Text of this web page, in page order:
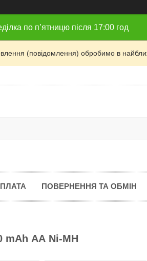
по п’ятницю після 17:00 год
(повідомлення) обробимо в
ПОВЕРНЕННЯ ТА ОБМІН
mAh АА Ni-MH